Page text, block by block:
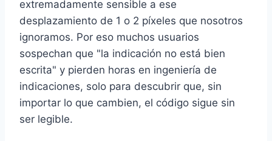
extremadamente sensible a ese
desplazamiento de 1 o 2 píxeles que nosotros
ignoramos. Por eso muchos usuarios
sospechan que "la indicación no está bien
escrita" y pierden horas en ingeniería de
indicaciones, solo para descubrir que, sin
importar lo que cambien, el código sigue sin
ser legible.